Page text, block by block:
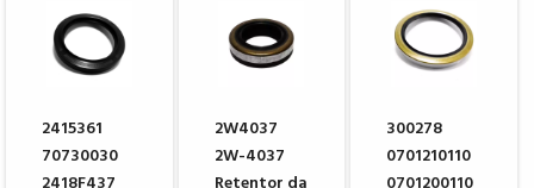
2415361
70730030
2W4037
2W-4037
300278
0701210110